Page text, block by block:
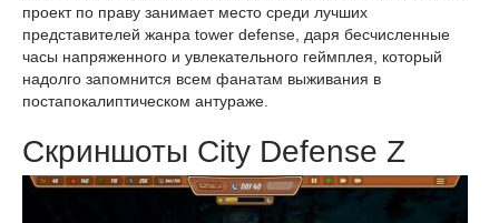
проект по праву занимает место среди лучших
представителей жанра tower defense, даря бесчисленные
часы напряженного и увлекательного геймплея, который
надолго запомнится всем фанатам выживания в
постапокалиптическом антураже.
Скриншоты City Defense Z